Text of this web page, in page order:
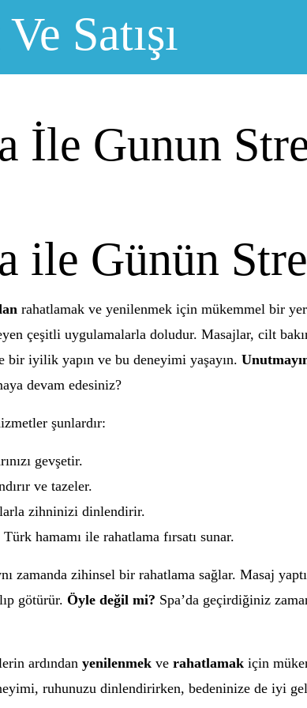
Satışı
İle Gunun
ile Günün
rahatlamak ve yenilenmek için mükemmel bir
çeşitli uygulamalarla doludur. Masajlar, cilt
bir iyilik yapın ve bu deneyimi yaşayın.
devam edesiniz?
şunlardır:
gevşetir.
ve tazeler.
zihninizi dinlendirir.
hamamı ile rahatlama fırsatı sunar.
zamanda zihinsel bir rahatlama sağlar. Masaj
götürür. Öyle değil mi? Spa’da geçirdiğiniz
ardından yenilenmek ve rahatlamak için
ruhunuzu dinlendirirken, bedeninize de iyi